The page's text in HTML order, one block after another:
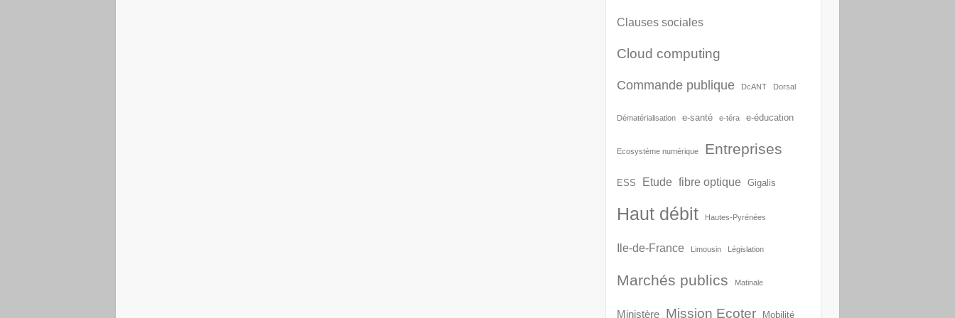
Clauses sociales
Cloud computing
Commande publique DcANT Dorsal
Dématérialisation e-santé e-téra e-éducation
Ecosystème numérique Entreprises
ESS Etude fibre optique Gigalis
Haut débit Hautes-Pyrénées
Ile-de-France Limousin Législation
Marchés publics Matinale
Ministère Mission Ecoter Mobilité